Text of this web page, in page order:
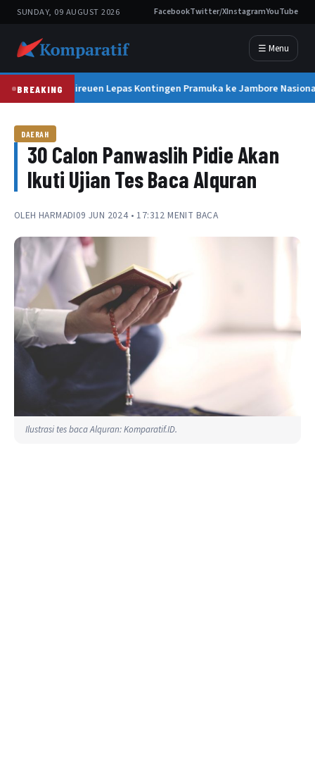
SUNDAY, 09 AUGUST 2026 FacebookTwitter/XInstagramYouTube
☰ Menu
BREAKING
Bupati Bireuen Lepas Kontingen Pramuka ke Jambore
DAERAH
30 Calon Panwaslih Pidie Akan
Ikuti Ujian Tes Baca Alquran
OLEH HARMADI09 JUN 2024 • 17:312 MENIT BACA
Ilustrasi tes baca Alquran: Komparatif.ID.